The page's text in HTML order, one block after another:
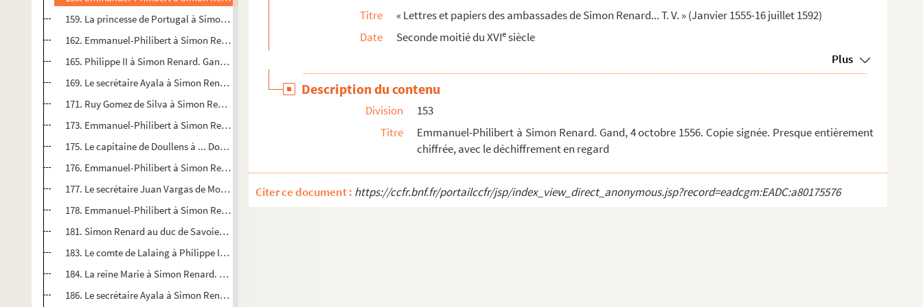
159. La princesse de Portugal à Simon Renard. Valladolid, 15 octobre 1556. Copie signée. Esp.
162. Emmanuel-Philibert à Simon Renard. Bruxelles, 21 octobre 1556. Copie signée. La fin chiffrée, avec l...
165. Philippe II à Simon Renard. Gand, 1er novembre 1556. Copie signée. Esp.
169. Le secrétaire Ayala à Simon Renard. Valladolid, 1er novembre 1556. Esp.
171. Ruy Gomez de Silva à Simon Renard. Gand, 1er novembre 1556. Copie signée. Esp.
173. Emmanuel-Philibert à Simon Renard. Bruxelles, 2 novembre 1556. Copie signée. Passages chiffrés, avec...
175. Le capitaine de Doullens à ... Doullens, 8 octobre 1556. Copie
176. Emmanuel-Philibert à Simon Renard. Bruxelles, 7 novembre 1556. Copie signée
177. Le secrétaire Juan Vargas de Molina à Simon Renard. Valladolid, 22 novembre 1556. Esp.
178. Emmanuel-Philibert à Simon Renard. Bruxelles, 13 et 31 décembre 1556. Copies signées
181. Simon Renard au duc de Savoie. Gournay, 6 février 1556. Minute
183. Le comte de Lalaing à Philippe II. Valenciennes, 18 février 1556. Copie signée
184. La reine Marie à Simon Renard. Valladolid, 13 février 1557. Copie signée
186. Le secrétaire Ayala à Simon Renard. Valladolid, 5 mars 1557. Esp.
Titre
« Lettres et papiers des ambassades de Simon Renard... T. V. » (Janvier 1555-16 juillet 1592)
Date
Seconde moitié du XVIesiècle
Plus
Description du contenu
Division
153
Titre
Emmanuel-Philibert à Simon Renard. Gand, 4 octobre 1556. Copie signée. Presque entièrement
chiffrée, avec le déchiffrement en regard
Citer ce document : https://ccfr.bnf.fr/portailccfr/jsp/index_view_direct_anonymous.jsp?record=eadcgm:EADC:a80175576